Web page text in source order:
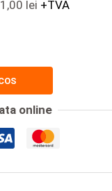
lei +TVA
online